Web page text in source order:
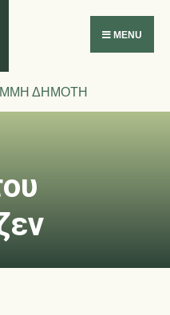
εργαλείων
MENU
ΔΗΜΟΤΗ